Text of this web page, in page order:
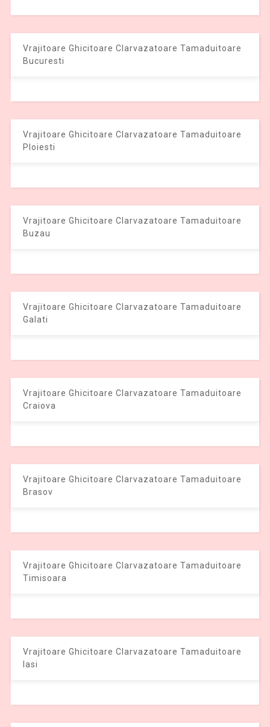
Vrajitoare Ghicitoare Clarvazatoare Tamaduitoare
Bucuresti
Vrajitoare Ghicitoare Clarvazatoare Tamaduitoare
Ploiesti
Vrajitoare Ghicitoare Clarvazatoare Tamaduitoare
Buzau
Vrajitoare Ghicitoare Clarvazatoare Tamaduitoare
Galati
Vrajitoare Ghicitoare Clarvazatoare Tamaduitoare
Craiova
Vrajitoare Ghicitoare Clarvazatoare Tamaduitoare
Brasov
Vrajitoare Ghicitoare Clarvazatoare Tamaduitoare
Timisoara
Vrajitoare Ghicitoare Clarvazatoare Tamaduitoare
Iasi